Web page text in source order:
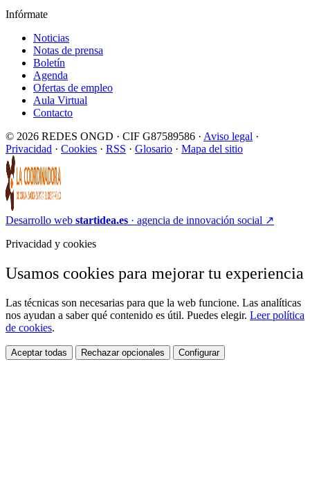
Infórmate
Noticias
Notas de prensa
Boletín
Agenda
Ofertas de empleo
Aula Virtual
Contacto
© 2026 REDES ONGD · CIF G87589586 · Aviso legal ·
Privacidad · Cookies · RSS · Glosario · Mapa del sitio
Desarrollo web startidea.es · agencia de innovación social ↗
Privacidad y cookies
Usamos cookies para mejorar tu experiencia
Las técnicas son necesarias para que la web funcione. Las analíticas
nos ayudan a saber qué contenido es útil. Puedes elegir. Leer política
de cookies.
Aceptar todas Rechazar opcionales Configurar